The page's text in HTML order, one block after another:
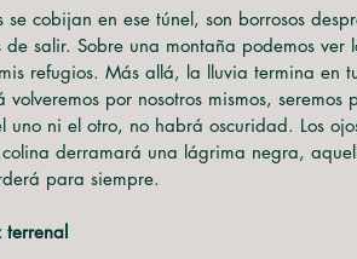
se cobijan en ese túnel, son borrosos
de salir. Sobre una montaña podemos ver
refugios. Más allá, la lluvia termina en
volveremos por nosotros mismos,
uno ni el otro, no habrá oscuridad. Los
derramará una lágrima negra,
para siempre.
terrenal